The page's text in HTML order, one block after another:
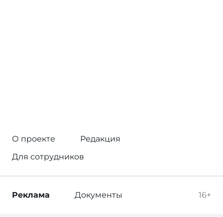
О проекте
Редакция
Для сотрудников
16+
Реклама Документы